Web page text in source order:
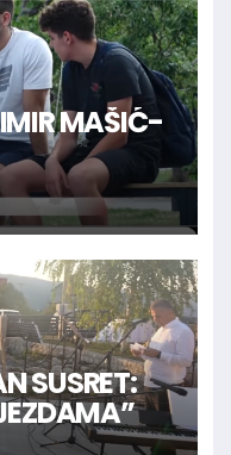
MAŠIĆ-
SUSRET: